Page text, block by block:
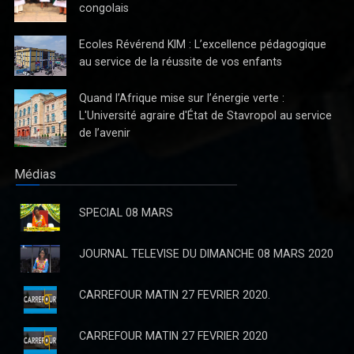
Réforme du système bancaire Congolais : KASANDA
KATUALA Olivier, un parlementaire visionnaire
En cette période où la République Démocratique du Congo aspire
à un renouveau économique et à une modernisation de son
système bancaire, il est essentiel de saluer l’initiative courageuse
de
l’Université Révérend Kim : 700 nouveaux
diplômés prêts à relever les défis du marché
Ecoles Révérend KIM : L’excellence pédagogique
au service de la réussite de vos enfants
L'Université agraire d'État de Stavropol au service